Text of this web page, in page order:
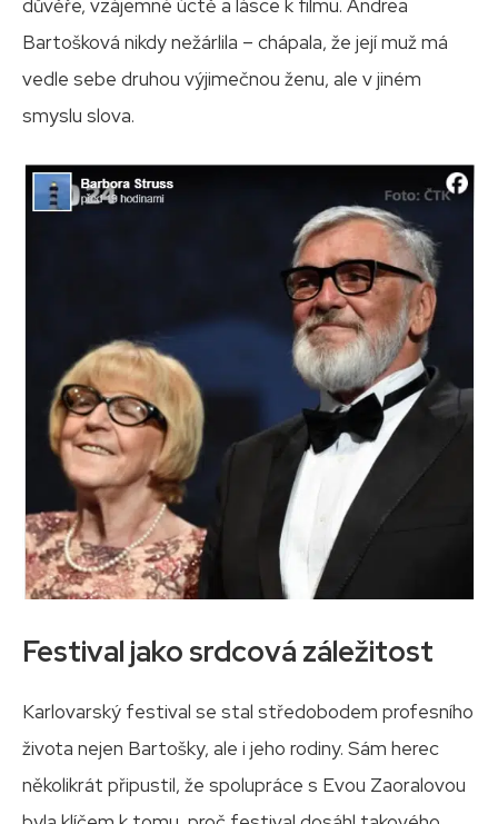
důvěře, vzájemné úctě a lásce k filmu. Andrea
Bartošková nikdy nežárlila – chápala, že její muž má
vedle sebe druhou výjimečnou ženu, ale v jiném
smyslu slova.
Festival jako srdcová záležitost
Karlovarský festival se stal středobodem profesního
života nejen Bartošky, ale i jeho rodiny. Sám herec
několikrát připustil, že spolupráce s Evou Zaoralovou